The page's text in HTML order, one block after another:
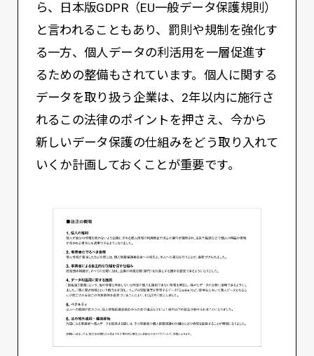
ら、日本版GDPR（EU一般データ保護規則）
と言われることもあり、罰則や規制を強化す
る一方、個人データの利活用を一層促進す
るための整備もされています。個人に関する
データを取り扱う企業は、2年以内に施行さ
れるこの法律のポイントを押さえ、今から
新しいデータ保護の仕組みをどう取り入れて
いくか計画しておくことが重要です。